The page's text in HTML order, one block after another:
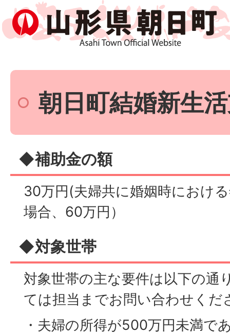
朝日町結婚新生
◆補助金の額
30万円(夫婦共に婚姻時におけ
場合、60万円）
◆対象世帯
対象世帯の主な要件は以下の通
ては担当までお問い合わせくだ
・夫婦の所得が500万円未満で